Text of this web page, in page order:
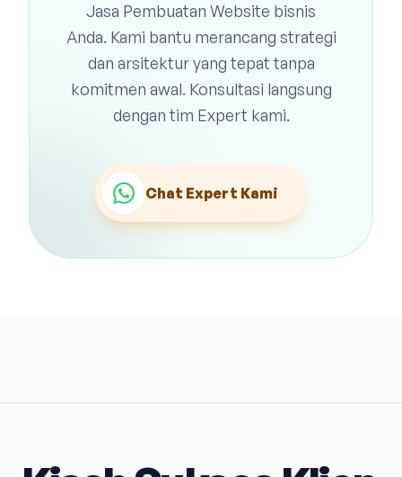
Jasa Pembuatan Website bisnis
Anda. Kami bantu merancang strategi
dan arsitektur yang tepat tanpa
komitmen awal. Konsultasi langsung
dengan tim Expert kami.
Chat Expert Kami